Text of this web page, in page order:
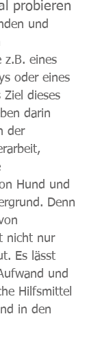
probieren
und
z.B. eines
oder eines
Ziel dieses
darin
der
Hund und
Denn
nicht nur
Es lässt
und
Hilfsmittel
in den